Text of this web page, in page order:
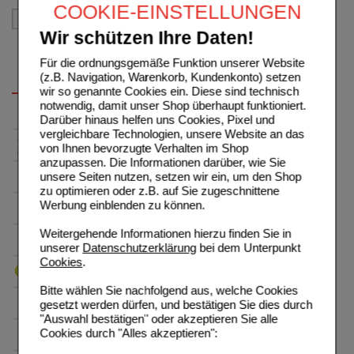
COOKIE-EINSTELLUNGEN
Wir schützen Ihre Daten!
Für die ordnungsgemäße Funktion unserer Website
(z.B. Navigation, Warenkorb, Kundenkonto) setzen
wir so genannte Cookies ein. Diese sind technisch
notwendig, damit unser Shop überhaupt funktioniert.
Darüber hinaus helfen uns Cookies, Pixel und
vergleichbare Technologien, unsere Website an das
von Ihnen bevorzugte Verhalten im Shop
anzupassen. Die Informationen darüber, wie Sie
unsere Seiten nutzen, setzen wir ein, um den Shop
zu optimieren oder z.B. auf Sie zugeschnittene
Werbung einblenden zu können.
Weitergehende Informationen hierzu finden Sie in
unserer Datenschutzerklärungbei dem Unterpunkt
Cookies.
Bitte wählen Sie nachfolgend aus, welche Cookies
gesetzt werden dürfen, und bestätigen Sie dies durch
"Auswahl bestätigen" oder akzeptieren Sie alle
Cookies durch "Alles akzeptieren":